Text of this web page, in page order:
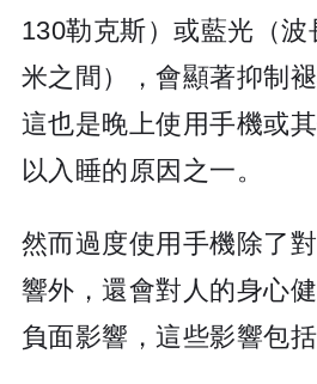
130勒克斯）或藍光（
米之間），會顯著抑制
這也是晚上使用手機或
以入睡的原因之一。
然而過度使用手機除了
響外，還會對人的身心
負面影響，這些影響包括